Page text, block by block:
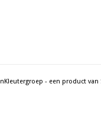
- een product van